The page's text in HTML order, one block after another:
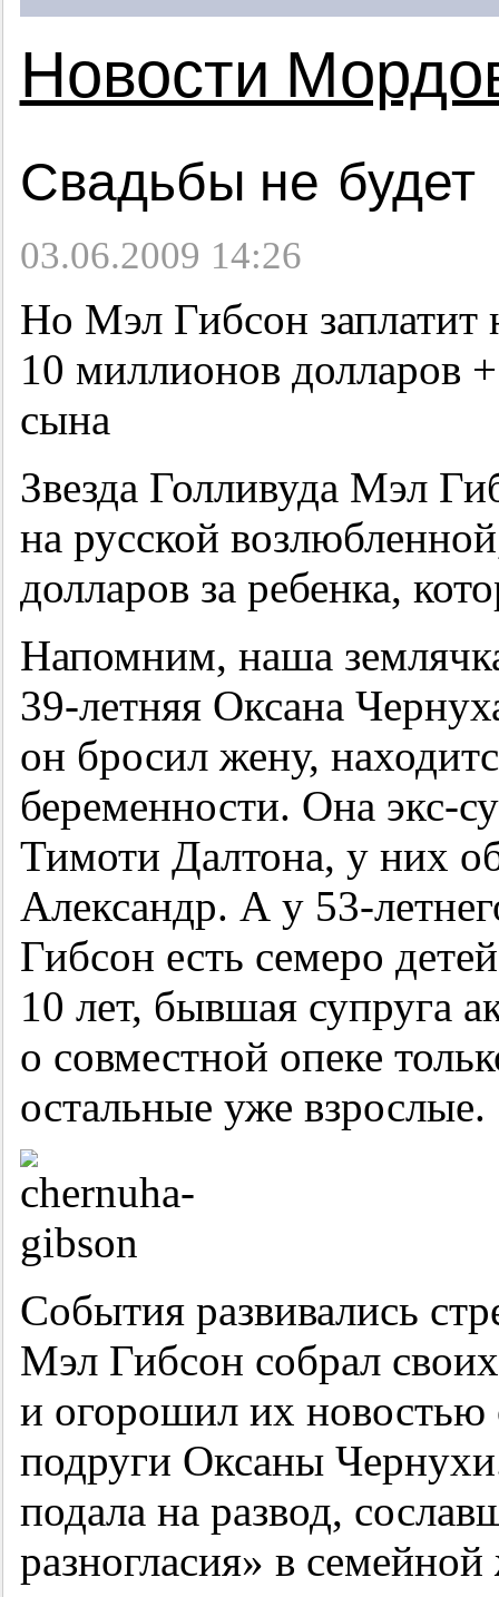
Новости
Свадьбы не будет
03.06.2009 14:26
Но Мэл Гибсон заплатит
10 миллионов долларов
сына
Звезда Голливуда Мэл
на русской
долларов за ребенка,
Напомним, наша
39-летняяОксана
он бросил жену,
беременности. Она экс-
Тимоти Далтона, у них
Александр. А у 53-
Гибсон есть семеро
10 лет, бывшая супруга
о совместной опеке
остальные уже взрослые.
События развивались
Мэл Гибсон собрал
и огорошил их новостью
подруги Оксаны
подала на развод,
разногласия» в